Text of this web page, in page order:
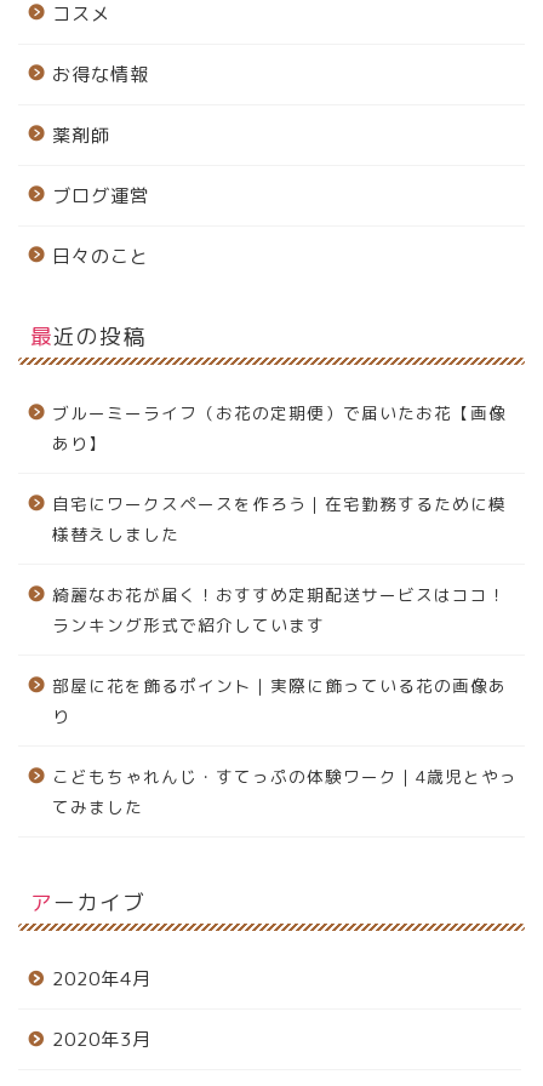
コスメ
お得な情報
薬剤師
ブログ運営
日々のこと
最近の投稿
ブルーミーライフ（お花の定期便）で届いたお花【画像
あり】
自宅にワークスペースを作ろう｜在宅勤務するために模
様替えしました
綺麗なお花が届く！おすすめ定期配送サービスはココ！
ランキング形式で紹介しています
部屋に花を飾るポイント｜実際に飾っている花の画像あ
り
こどもちゃれんじ・すてっぷの体験ワーク｜4歳児とやっ
てみました
アーカイブ
2020年4月
2020年3月